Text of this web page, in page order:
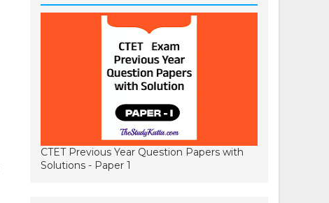
CTET Previous Year Question Papers with
Solutions - Paper 1